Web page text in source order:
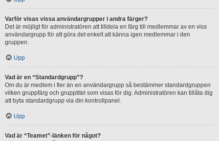
Varför visas vissa användargrupper i andra färger?
Det är möjligt för administratören att tilldela en färg till medlemmar av en viss
användargrupp för att göra det enkelt att känna igen medlemmar i den
gruppen.
Upp
Vad är en “Standardgrupp”?
Om du är medlem i fler än en användargrupp så bestämmer standardgruppen
vilken gruppfärg och grupptitel som visas för dig. Administratören kan tillåta dig
att byta standardgrupp via din kontrollpanel.
Upp
Vad är “Teamet”-länken för något?